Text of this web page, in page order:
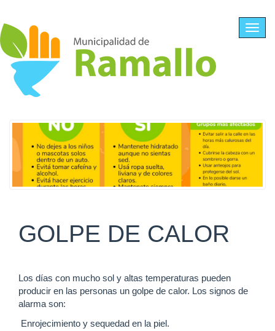
GOLPE DE CALOR
Los días con mucho sol y altas temperaturas pueden
producir en las personas un golpe de calor. Los signos de
alarma son:
Enrojecimiento y sequedad en la piel.